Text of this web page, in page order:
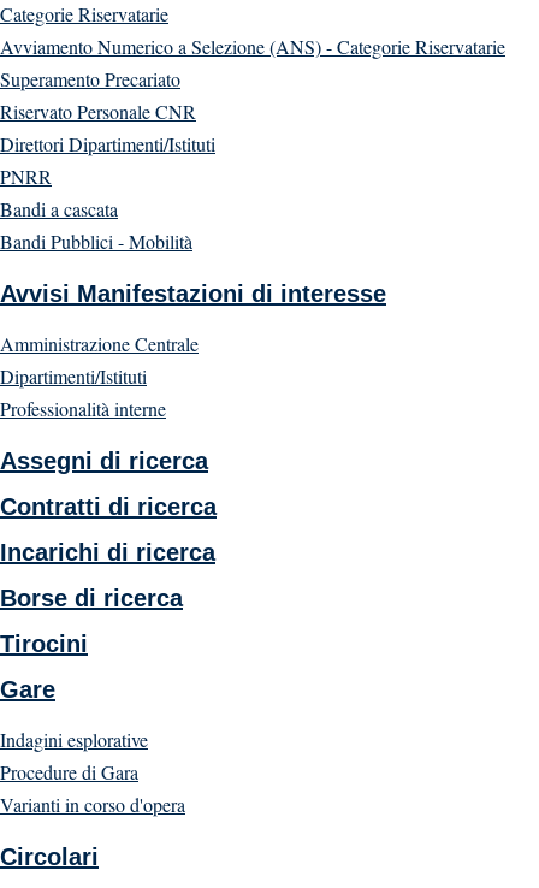
Categorie Riservatarie
Avviamento Numerico a Selezione (ANS) - Categorie Riservatarie
Superamento Precariato
Riservato Personale CNR
Direttori Dipartimenti/Istituti
PNRR
Bandi a cascata
Bandi Pubblici - Mobilità
Avvisi Manifestazioni di interesse
Amministrazione Centrale
Dipartimenti/Istituti
Professionalità interne
Assegni di ricerca
Contratti di ricerca
Incarichi di ricerca
Borse di ricerca
Tirocini
Gare
Indagini esplorative
Procedure di Gara
Varianti in corso d'opera
Circolari